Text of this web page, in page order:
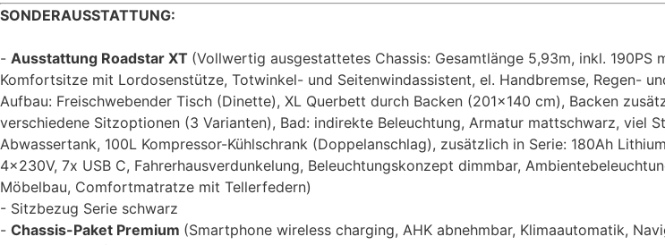
SONDERAUSSTATTUNG:
Ausstattung Roadstar XT (Vollwertig ausgestattetes Chassis: Gesamtlänge 5,93m, inkl.
Komfortsitze mit Lordosenstütze, Totwinkel- und Seitenwindassistent, el. Handbremse, Regen-
Aufbau: Freischwebender Tisch (Dinette), XL Querbett durch Backen (201x140 cm), Backen
verschiedene Sitzoptionen (3 Varianten), Bad: indirekte Beleuchtung, Armatur mattschwarz, viel
Abwassertank, 100L Kompressor-Kühlschrank (Doppelanschlag), zusätzlich in Serie: 180Ah
4x230V, 7x USB C, Fahrerhausverdunkelung, Beleuchtungskonzept dimmbar,
Möbelbau, Comfortmatratze mit Tellerfedern)
Sitzbezug Serie schwarz
Chassis-Paket Premium (Smartphone wireless charging, AHK abnehmbar, Klimaautomatik,